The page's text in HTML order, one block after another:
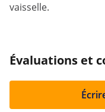
vaisselle.
Évaluations et